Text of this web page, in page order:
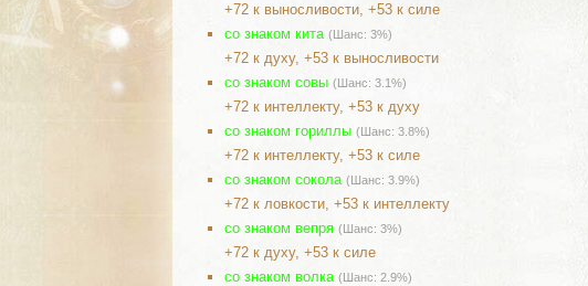
+72 к выносливости, +53 к силе
со знаком кита (Шанс: 3%)
+72 к духу, +53 к выносливости
со знаком совы (Шанс: 3.1%)
+72 к интеллекту, +53 к духу
со знаком гориллы (Шанс: 3.8%)
+72 к интеллекту, +53 к силе
со знаком сокола (Шанс: 3.9%)
+72 к ловкости, +53 к интеллекту
со знаком вепря (Шанс: 3%)
+72 к духу, +53 к силе
со знаком волка (Шанс: 2.9%)